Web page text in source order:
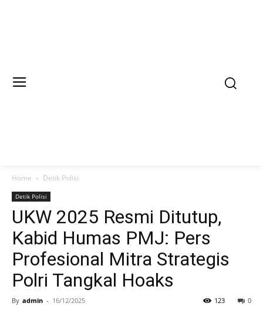
Home Detik Polisi
Detik Polisi
UKW 2025 Resmi Ditutup,
Kabid Humas PMJ: Pers
Profesional Mitra Strategis
Polri Tangkal Hoaks
By admin - 16/12/2025 0
123